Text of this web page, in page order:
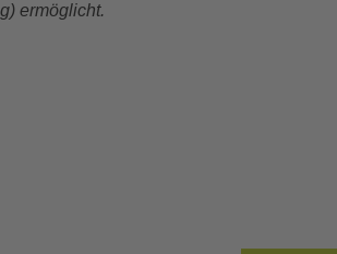
ermöglicht.